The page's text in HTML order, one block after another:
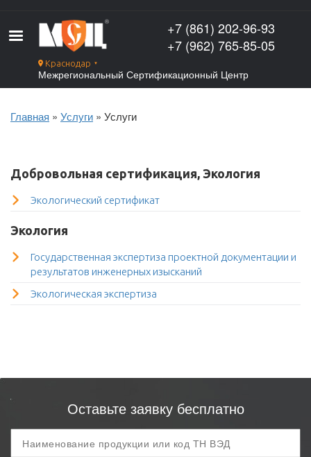
основному
содержанию
Краснодар ▼
Межрегиональный Сертификационный Центр
+7 (861) 202-96-93
+7 (962) 765-85-05
Главная Услуги Услуги
Добровольная сертификация, Экология
Экологический сертификат
Экология
Государственная экспертиза проектной документации и
результатов инженерных изысканий
Экологическая экспертиза
Оставьте заявку бесплатно